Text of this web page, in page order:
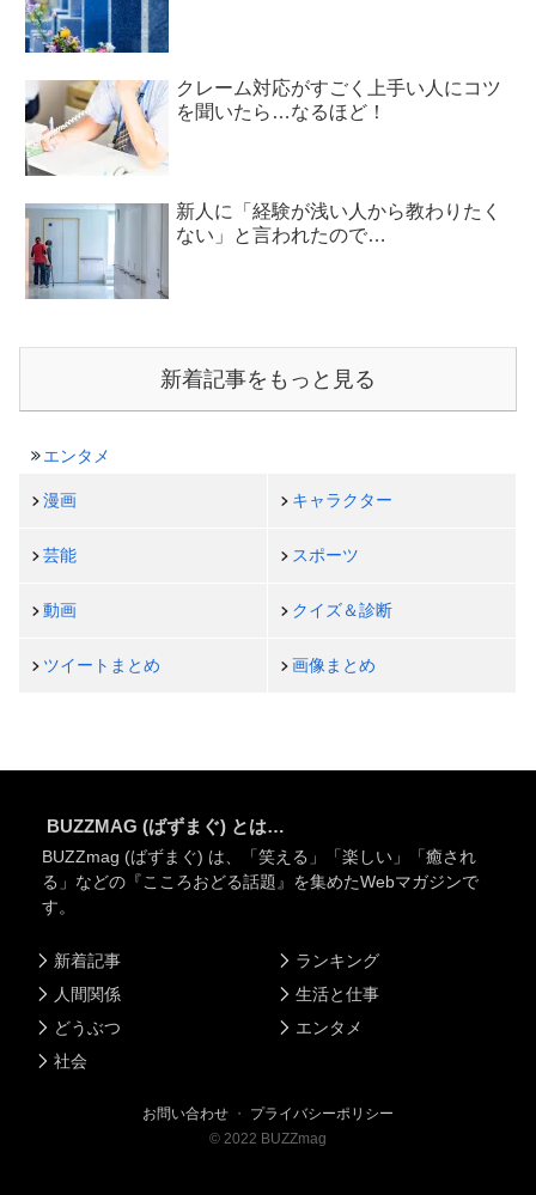
クレーム対応がすごく上手い人にコツ
を聞いたら…なるほど！
新人に「経験が浅い人から教わりたく
ない」と言われたので…
新着記事をもっと見る
エンタメ
漫画 キャラクター
芸能 スポーツ
動画 クイズ＆診断
ツイートまとめ 画像まとめ
BUZZMAG (ばずまぐ) とは…
BUZZmag (ばずまぐ) は、「笑える」「楽しい」「癒され
る」などの『こころおどる話題』を集めたWebマガジンで
す。
新着記事
人間関係
どうぶつ
社会
ランキング
生活と仕事
エンタメ
お問い合わせ ・ プライバシーポリシー
© 2022 BUZZmag